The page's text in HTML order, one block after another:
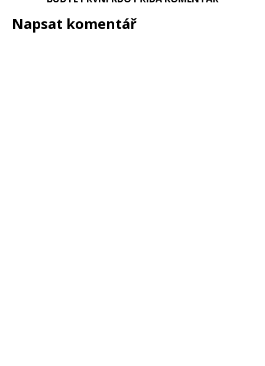
Napsat komentář